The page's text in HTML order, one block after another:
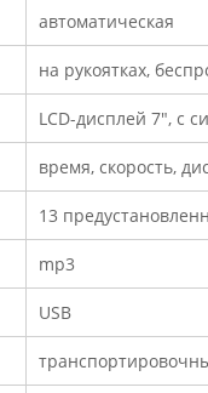
автоматическая
на рукоятках,
LCD-дисплей 7", с
время, скорость,
13
mp3
USB